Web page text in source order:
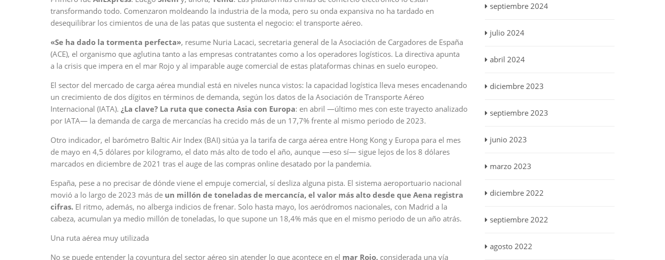
transformando todo. Comenzaron moldeando la industria de la moda, pero su onda expansiva no ha tardado en
desequilibrar los cimientos de una de las patas que sustenta el negocio: el transporte aéreo.
«Se ha dado la tormenta perfecta», resume Nuria Lacaci, secretaria general de la Asociación de Cargadores de España
(ACE), el organismo que aglutina tanto a las empresas contratantes como a los operadores logísticos. La directiva apunta
a la crisis que impera en el mar Rojo y al imparable auge comercial de estas plataformas chinas en suelo europeo.
El sector del mercado de carga aérea mundial está en niveles nunca vistos: la capacidad logística lleva meses encadenando
un crecimiento de dos dígitos en términos de demanda, según los datos de la Asociación de Transporte Aéreo
Internacional (IATA). ¿La clave? La ruta que conecta Asia con Europa: en abril —último mes con este trayecto analizado
por IATA— la demanda de carga de mercancías ha crecido más de un 17,7% frente al mismo periodo de 2023.
Otro indicador, el barómetro Baltic Air Index (BAI) sitúa ya la tarifa de carga aérea entre Hong Kong y Europa para el mes
de mayo en 4,5 dólares por kilogramo, el dato más alto de todo el año, aunque —eso sí— sigue lejos de los 8 dólares
marcados en diciembre de 2021 tras el auge de las compras online desatado por la pandemia.
España, pese a no precisar de dónde viene el empuje comercial, sí desliza alguna pista. El sistema aeroportuario nacional
movió a lo largo de 2023 más de un millón de toneladas de mercancía, el valor más alto desde que Aena registra
cifras. El ritmo, además, no alberga indicios de frenar. Solo hasta mayo, los aeródromos nacionales, con Madrid a la
cabeza, acumulan ya medio millón de toneladas, lo que supone un 18,4% más que en el mismo periodo de un año atrás.
Una ruta aérea muy utilizada
No se puede entender la coyuntura del sector aéreo sin atender lo que acontece en el mar Rojo, considerada una vía
septiembre 2024
julio 2024
abril 2024
diciembre 2023
septiembre 2023
junio 2023
marzo 2023
diciembre 2022
septiembre 2022
agosto 2022